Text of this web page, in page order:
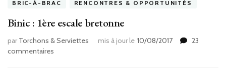
BRIC-À-BRAC RENCONTRES & OPPORTUNITÉS
Binic : 1ère escale bretonne
par Torchons & Serviettes mis à jour le 10/08/2017
23
commentaires